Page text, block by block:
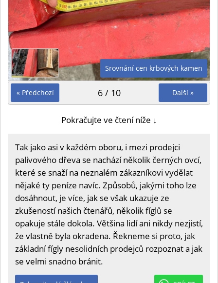
Srovnání cen krbových kamen
« Předchozí Další »
6 / 10
Pokračujte ve čtení níže ↓
Tak jako asi v každém oboru, i mezi prodejci
palivového dřeva se nachází několik černých ovcí,
které se snaží na neznalém zákazníkovi vydělat
nějaké ty peníze navíc. Způsobů, jakými toho lze
dosáhnout, je více, jak se však ukazuje ze
zkušeností našich čtenářů, několik fíglů se
opakuje stále dokola. Většina lidí ani nikdy nezjistí,
že vlastně byla okradena. Řekneme si proto, jak
základní fígly nesolidních prodejců rozpoznat a jak
se velmi snadno bránit.